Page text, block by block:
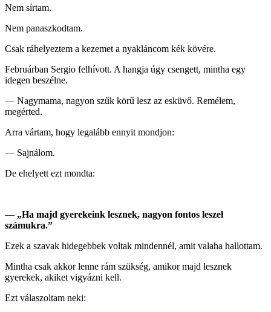
Nem sírtam.
Nem panaszkodtam.
Csak ráhelyeztem a kezemet a nyakláncom kék kövére.
Februárban Sergio felhívott. A hangja úgy csengett, mintha egy
idegen beszélne.
— Nagymama, nagyon szűk körű lesz az esküvő. Remélem,
megérted.
Arra vártam, hogy legalább ennyit mondjon:
— Sajnálom.
De ehelyett ezt mondta:
— „Ha majd gyerekeink lesznek, nagyon fontos leszel
számukra.”
Ezek a szavak hidegebbek voltak mindennél, amit valaha hallottam.
Mintha csak akkor lenne rám szükség, amikor majd lesznek
gyerekek, akiket vigyázni kell.
Ezt válaszoltam neki: